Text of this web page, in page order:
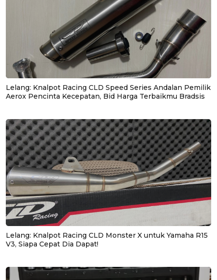
Lelang: Knalpot Racing CLD Speed Series Andalan Pemilik
Aerox Pencinta Kecepatan, Bid Harga Terbaikmu Bradsis
Lelang: Knalpot Racing CLD Monster X untuk Yamaha R15
V3, Siapa Cepat Dia Dapat!